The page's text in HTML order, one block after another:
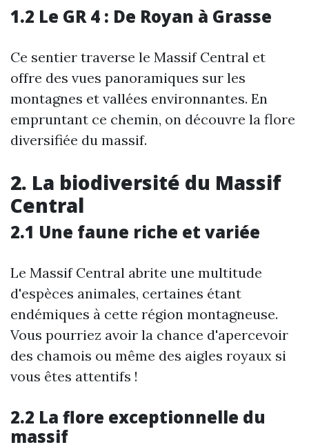
1.2 Le GR 4 : De Royan à Grasse
Ce sentier traverse le Massif Central et
offre des vues panoramiques sur les
montagnes et vallées environnantes. En
empruntant ce chemin, on découvre la flore
diversifiée du massif.
2. La biodiversité du Massif
Central
2.1 Une faune riche et variée
Le Massif Central abrite une multitude
d'espèces animales, certaines étant
endémiques à cette région montagneuse.
Vous pourriez avoir la chance d'apercevoir
des chamois ou même des aigles royaux si
vous êtes attentifs !
2.2 La flore exceptionnelle du
massif